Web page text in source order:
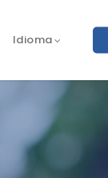
Idioma